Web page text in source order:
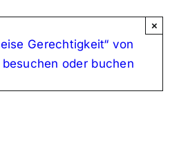
Gerechtigkeit“ von
oder buchen
×